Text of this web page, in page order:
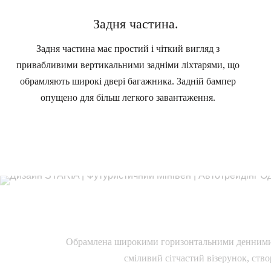
Задня частина.
Задня частина має простий і чіткий вигляд з
привабливими вертикальними задніми ліхтарями, що
обрамляють широкі двері багажника. Задній бампер
опущено для більш легкого завантаження.
Обрамлена широкими горизонтальними денними
сміливий сітчастий візерунок,